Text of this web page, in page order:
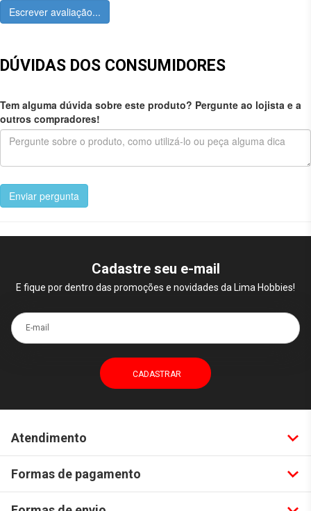
Escrever avaliação...
DÚVIDAS DOS CONSUMIDORES
Tem alguma dúvida sobre este produto? Pergunte ao lojista e a
outros compradores!
Enviar pergunta
Cadastre seu e-mail
E fique por dentro das promoções e novidades da Lima Hobbies!
E-mail
Atendimento
Formas de pagamento